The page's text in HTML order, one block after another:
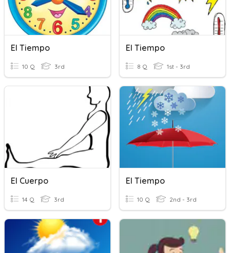
El Tiempo
10 Q 3rd
El Tiempo
8 Q 1st - 3rd
El Cuerpo
14 Q 3rd
El Tiempo
10 Q 2nd - 3rd